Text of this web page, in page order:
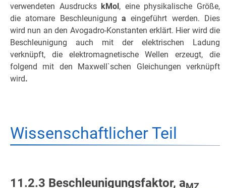
verwendeten AusdruckskMol, eine physikalische Größe,
die atomare Beschleunigung a eingeführt werden. Dies
wird nun an den Avogadro-Konstanten erklärt. Hier wird die
Beschleunigung auch mit der elektrischen Ladung
verknüpft, die elektromagnetische Wellen erzeugt, die
folgend mit den Maxwell`schen Gleichungen verknüpft
wird.
Wissenschaftlicher Teil
11.2.3 Beschleunigungsfaktor, a